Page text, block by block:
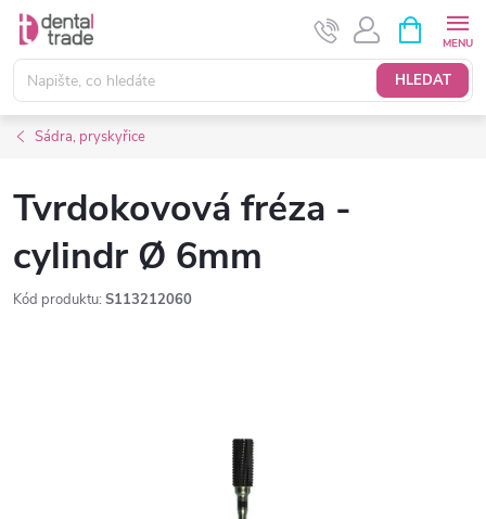
Přejít
obsah
HLEDAT
NÁKUPNÍ
KOŠÍK
Sádra, pryskyřice
Tvrdokovová fréza -
cylindr Ø 6mm
Kód produktu: S113212060